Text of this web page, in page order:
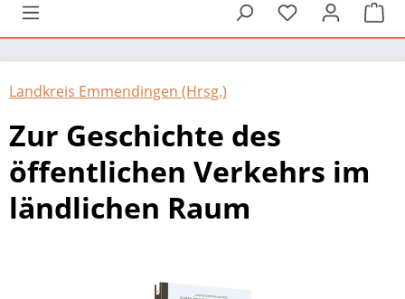
Du hast 0
Landkreis Emmendingen (Hrsg.)
Zur Geschichte des
öffentlichen Verkehrs im
ländlichen Raum